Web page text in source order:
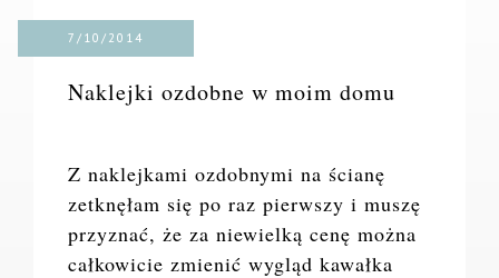
7/10/2014
Naklejki ozdobne w moim domu
Z naklejkami ozdobnymi na ścianę
zetknęłam się po raz pierwszy i muszę
przyznać, że za niewielką cenę można
całkowicie zmienić wygląd kawałka